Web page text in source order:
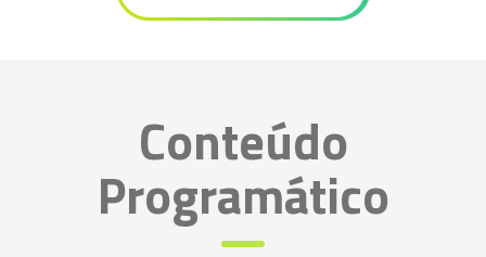
Conteúdo
Programático